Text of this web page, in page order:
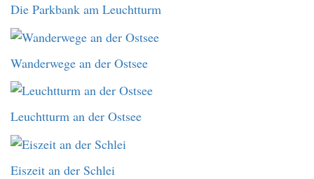
Die Parkbank am Leuchtturm
Wanderwege an der Ostsee
Leuchtturm an der Ostsee
Eiszeit an der Schlei